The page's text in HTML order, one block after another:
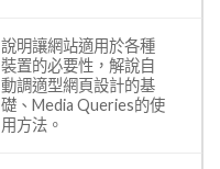
說明讓網站適用於各種
裝置的必要性，解說自
動調適型網頁設計的基
礎、Media Queries的使
用方法。